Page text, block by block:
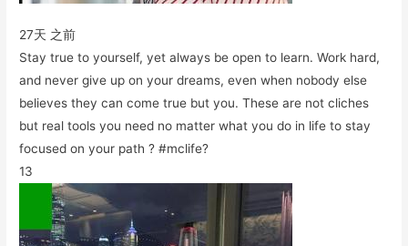
27天 之前
Stay true to yourself, yet always be open to learn. Work hard,
and never give up on your dreams, even when nobody else
believes they can come true but you. These are not cliches
but real tools you need no matter what you do in life to stay
focused on your path ? #mclife?
13